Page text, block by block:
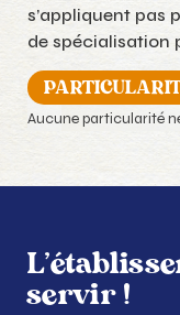
s’appliquent pas
de spécialisation
Aucune particularité
servir !